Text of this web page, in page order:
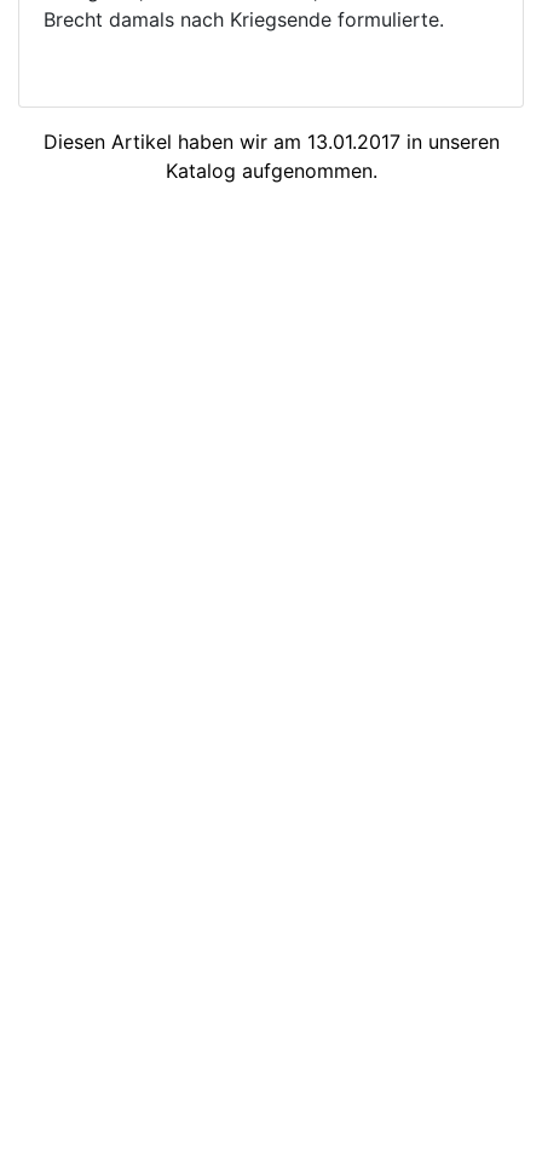
Brecht damals nach Kriegsende formulierte.
Diesen Artikel haben wir am 13.01.2017 in unseren
Katalog aufgenommen.